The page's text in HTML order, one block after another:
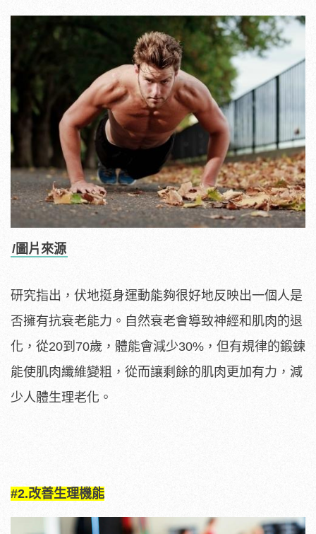
/圖片來源
研究指出，伏地挺身運動能夠很好地反映出一個人是
否擁有抗衰老能力。自然衰老會導致神經和肌肉的退
化，從20到70歲，體能會減少30%，但有規律的鍛鍊
能使肌肉纖維變粗，從而讓剩餘的肌肉更加有力，減
少人體生理老化。
#2.改善生理機能